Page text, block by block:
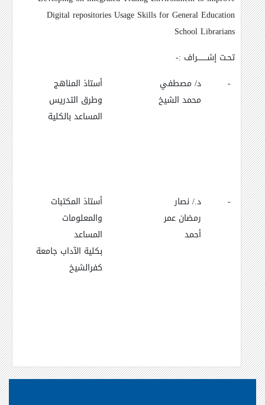
Digital repositories Usage Skills for General Education
School Librarians
تحـت إشــــــــراف :-
-
د/ مصطفي
محمد الشيخ
أستاذ المناهج
وطرق التدريس
المساعد بالكلية
-
د./ نصار
رمضان عمر
أحمد
أستاذ المكتبات
والمعلومات
المساعد
بكلية الآداب جامعة
كفرالشيخ